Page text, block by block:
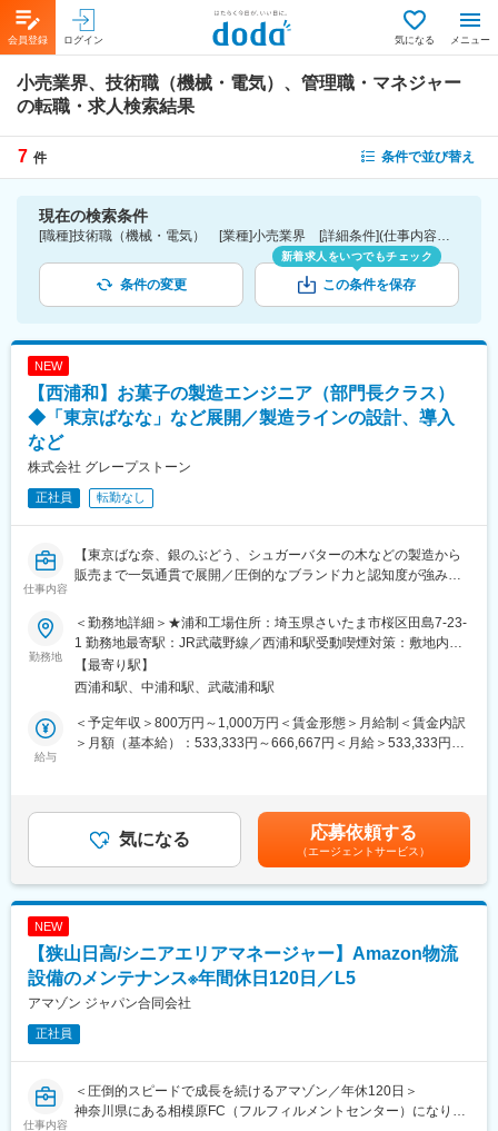
会員登録 ログイン 気になる メニュー
小売業界、技術職（機械・電気）、管理職・マネジャー
の転職・求人検索結果
7 件 条件で並び替え
現在の検索条件
[職種]技術職（機械・電気） [業種]小売業界 [詳細条件](仕事内容)管理職・マネジャー
条件の変更
新着求人をいつでもチェック
この条件を保存
NEW
【西浦和】お菓子の製造エンジニア（部門長クラス）
◆「東京ばなな」など展開／製造ラインの設計、導入
など
株式会社 グレープストーン
正社員 転勤なし
仕事内容
【東京ばな奈、銀のぶどう、シュガーバターの木などの製造から
販売まで一気通貫で展開／圧倒的なブランド力と認知度が強み／
■業務概要：
「東京ばな奈」「シュガーバターの木」「ねんりん家」をはじめ
とする菓子メーカーの「エンジニア（部門長クラス）」を募集し
ています。
製造機械導入、工場ライン設計、導入から本生産までの確認、自
動化、ロボット化の投資設計を行います。
新商品開発段階より企画開発担当者と協議しながら、設計、機械
選定、導入します。
・既存製造ラインの新商品生産設計、導入
検討をおこない、設計、改良、導入を担当します。
■特徴：
■当社について：
勤務地
＜勤務地詳細＞★浦和工場住所：埼玉県さいたま市桜区田島7-23-
1 勤務地最寄駅：JR武蔵野線／西浦和駅受動喫煙対策：敷地内全
面禁煙変更の範囲：会社の定める事業所
【最寄り駅】
西浦和駅、中浦和駅、武蔵浦和駅
給与
＜予定年収＞800万円～1,000万円＜賃金形態＞月給制＜賃金内訳
＞月額（基本給）：533,333円～666,667円＜月給＞533,333円～
管理監督者のため支給無し賃金はあくまでも目安の金額であり、
選考を通じて上下する可能性があります。月給(月額)は固定手当を
含めた表記です。
気になる 応募依頼する
（エージェントサービス）
NEW
【狭山日高/シニアエリアマネージャー】Amazon物流
設備のメンテナンス※年間休日120日／L5
アマゾン ジャパン合同会社
正社員
仕事内容
＜圧倒的スピードで成長を続けるアマゾン／年休120日＞
神奈川県にある相模原FC（フルフィルメントセンター）になりま